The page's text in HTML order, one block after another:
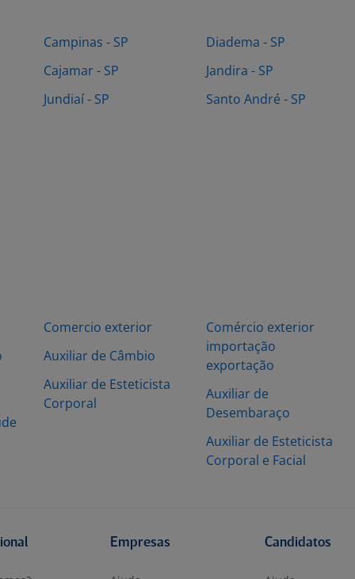
Campinas - SP
Cajamar - SP
Jundiaí - SP
Diadema - SP
Jandira - SP
Santo André - SP
Comercio exterior
Auxiliar de Câmbio
Auxiliar de Esteticista
Corporal
Comércio exterior
importação
exportação
Auxiliar de
Desembaraço
Auxiliar de Esteticista
Corporal e Facial
Empresas Candidatos